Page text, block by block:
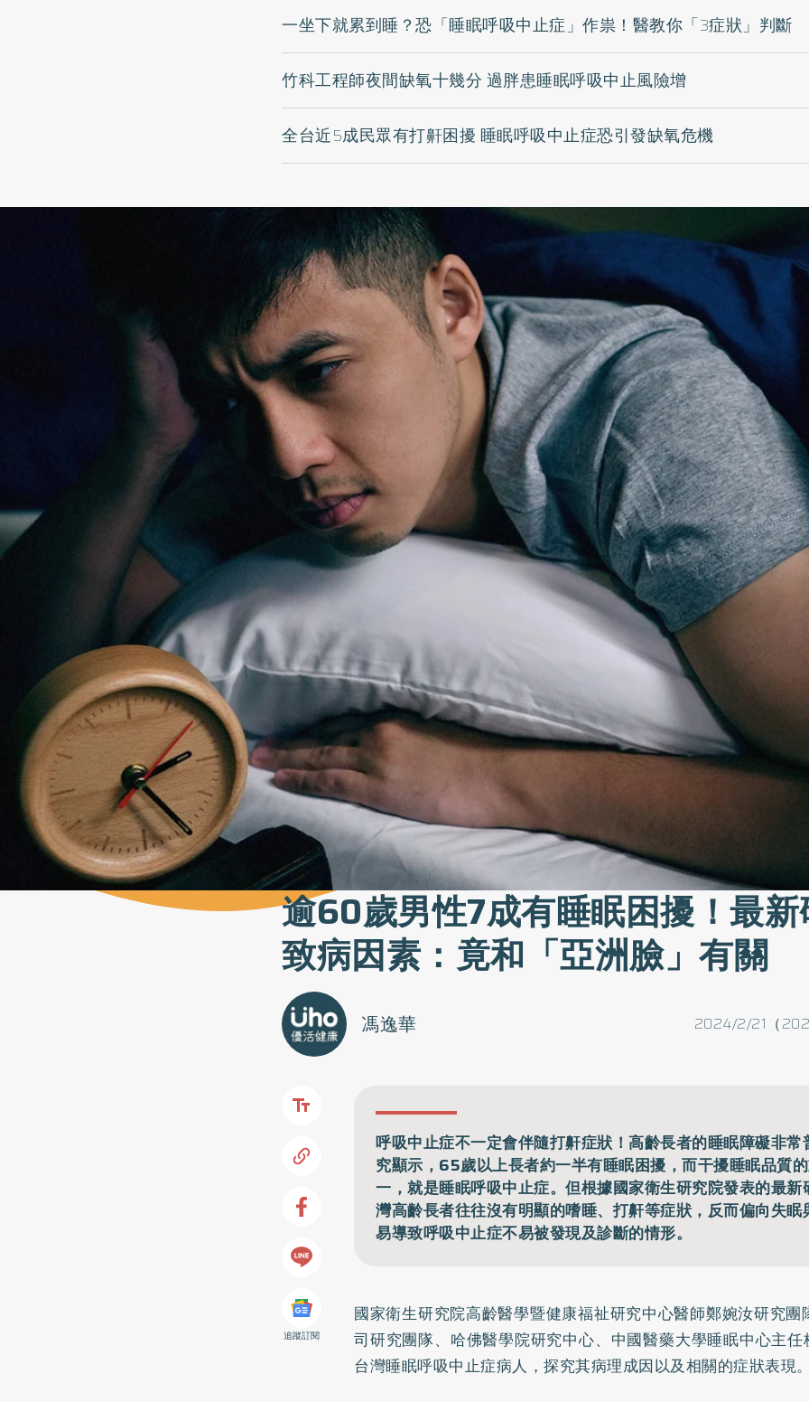
一坐下就累到睡？恐「睡眠呼吸中止症」作祟！醫教你「3症狀」判斷
竹科工程師夜間缺氧十幾分 過胖患睡眠呼吸中止風險增
全台近5成民眾有打鼾困擾 睡眠呼吸中止症恐引發缺氧危機
逾60歲男性7成有睡眠困擾！最
致病因素：竟和「亞洲臉」有關
2024/2/21（
馮逸華
追蹤訂閱
呼吸中止症不一定會伴隨打鼾症狀！高齡長者的睡眠障礙非常
究顯示，65歲以上長者約一半有睡眠困擾，而干擾睡眠品質
一，就是睡眠呼吸中止症。但根據國家衛生研究院發表的最新
灣高齡長者往往沒有明顯的嗜睡、打鼾等症狀，反而偏向失眠
易導致呼吸中止症不易被發現及診斷的情形。
國家衛生研究院高齡醫學暨健康福祉研究中心醫師鄭婉汝研究團
司研究團隊、哈佛醫學院研究中心、中國醫藥大學睡眠中心主
台灣睡眠呼吸中止症病人，探究其病理成因以及相關的症狀表現